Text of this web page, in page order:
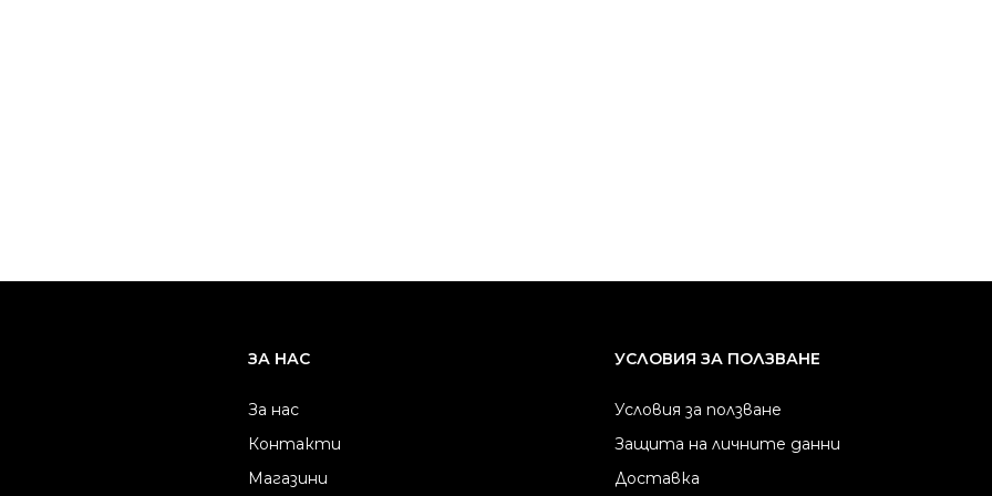
ЗА НАС
За нас
Контакти
Магазини
УСЛОВИЯ ЗА ПОЛЗВАНЕ
Условия за ползване
Защита на личните данни
Доставка